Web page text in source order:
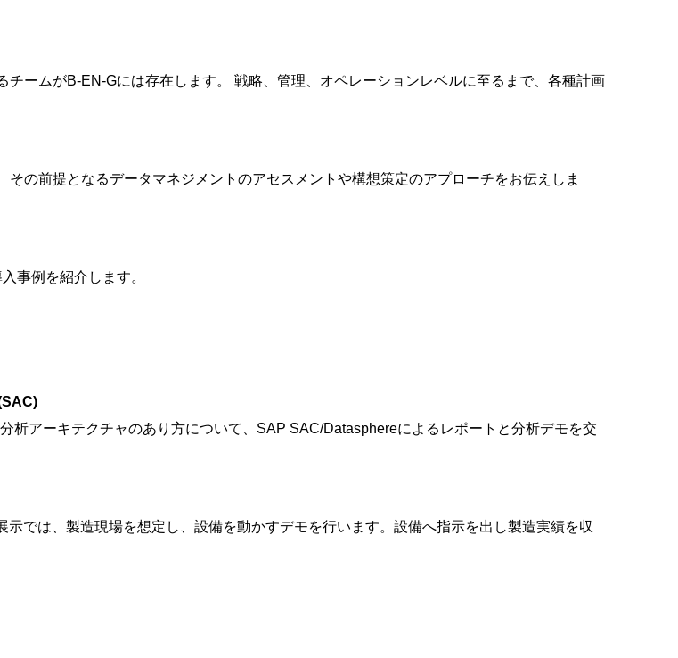
ームがB-EN-Gには存在します。 戦略、管理、オペレーションレベルに至るまで、各種計画
の前提となるデータマネジメントのアセスメントや構想策定のアプローチをお伝えしま
事例を紹介します。
析アーキテクチャのあり方について、SAP SAC/Datasphereによるレポートと分析デモを交
では、製造現場を想定し、設備を動かすデモを行います。設備へ指示を出し製造実績を収